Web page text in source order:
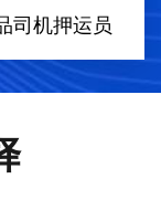
司机押运员